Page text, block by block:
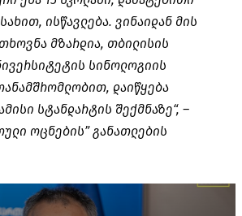
ისწავლება. ვინაიდან მის
მზარდია, თბილისის
სინოლოგიის
დაიწყება
სტანდარტის შექმნაზე“, –
ოცნების” განათლების